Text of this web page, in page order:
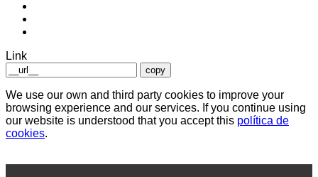
Link
copy
We use our own and third party cookies to improve your
browsing experience and our services. If you continue using
our website is understood that you accept this política de
cookies.